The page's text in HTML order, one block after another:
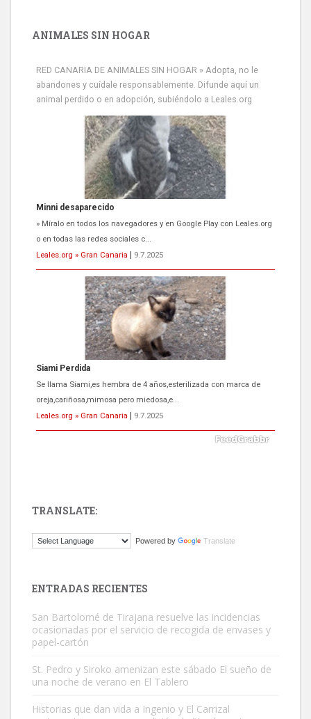
ANIMALES SIN HOGAR
RED CANARIA DE ANIMALES SIN HOGAR » Adopta, no le
abandones y cuídale responsablemente. Difunde aquí un
animal perdido o en adopción, subiéndolo a Leales.org
Siami Perdida
Se llama Siami,es hembra de 4 años,esterilizada con marca de
oreja,cariñosa,mimosa pero miedosa,e...
Leales.org » Gran Canaria
9.7.2025
ADOPCIÓN URGENTE GATA TEROR GRAN CANARIA
El ayuntamiento se va a llevar a Los Gatos callejeros de la zona los
próximos días, ella incluida...
Leales.org » Gran Canaria
9.7.2025
Este gato macho ha aparecido en la calle hace menos de un mes,
Busco adopción responsable para mi perra. Pastor alemán,
TRANSLATE:
Powered by Translate
ENTRADAS RECIENTES
San Bartolomé de Tirajana resuelve las incidencias
ocasionadas por el servicio de recogida de envases y
papel-cartón
St. Pedro y Siroko amenizan este sábado El sueño de
una noche de verano en El Tablero
Historias que dan vida a Ingenio y El Carrizal